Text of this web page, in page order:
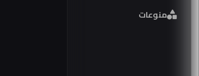
منوعات